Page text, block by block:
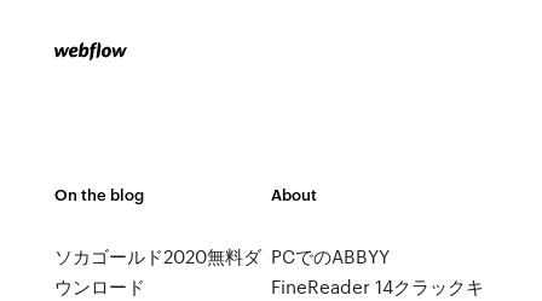
On the blog
ソカゴールド2020無料ダ
ウンロード
About
PCでのABBYY
FineReader 14クラックキ